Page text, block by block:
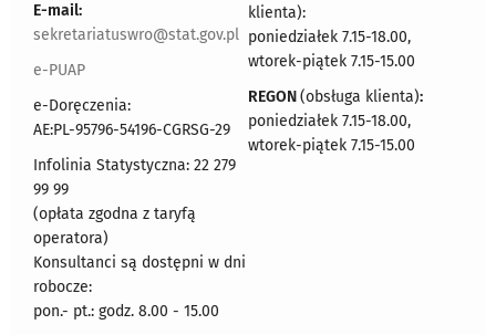
E-mail:
sekretariatuswro@stat.gov.pl
e-PUAP
e-Doręczenia:
AE:PL-95796-54196-CGRSG-29
Infolinia Statystyczna: 22 279
99 99
(opłata zgodna z taryfą
operatora)
Konsultanci są dostępni w dni
robocze:
pon.- pt.: godz. 8.00 - 15.00
klienta):
poniedziałek 7.15-18.00,
wtorek-piątek 7.15-15.00
REGON(obsługa klienta):
poniedziałek 7.15-18.00,
wtorek-piątek 7.15-15.00